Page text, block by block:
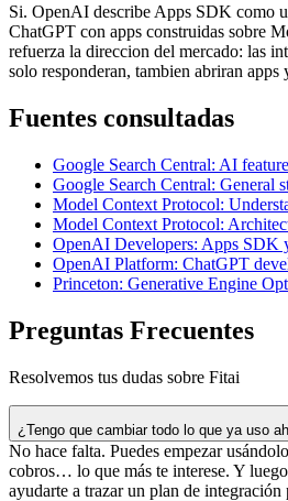
Si. OpenAI describe Apps SDK como
ChatGPT con apps construidas sobre
refuerza la direccion del mercado: las
solo responderan, tambien abriran apps
Fuentes consultadas
Google Search Central: AI
Google Search Central: General
Model Context Protocol:
Model Context Protocol:
OpenAI Developers: Apps SDK
OpenAI Platform: ChatGPT
Princeton: Generative Engine
Preguntas Frecuentes
Resolvemos tus dudas sobre Fitai
¿Tengo que cambiar todo lo que ya uso
No hace falta. Puedes empezar
cobros… lo que más te interese. Y
ayudarte a trazar un plan de integración